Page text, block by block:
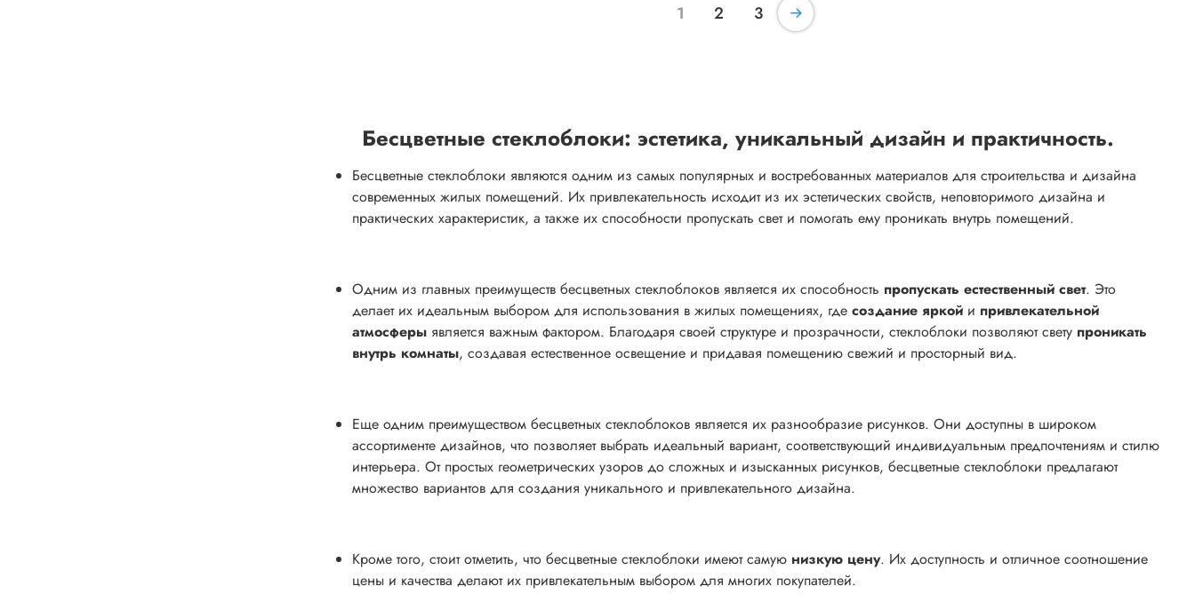
1 2 3
Бесцветные стеклоблоки: эстетика, уникальный дизайн и практичность.
Бесцветные стеклоблоки являются одним из самых популярных и востребованных материалов для строительства и дизайна
современных жилых помещений. Их привлекательность исходит из их эстетических свойств, неповторимого дизайна и
практических характеристик, а также их способности пропускать свет и помогать ему проникать внутрь помещений.
Одним из главных преимуществ бесцветных стеклоблоков является их способность пропускать естественный свет. Это
делает их идеальным выбором для использования в жилых помещениях, где создание яркойи привлекательной
атмосферыявляется важным фактором. Благодаря своей структуре и прозрачности, стеклоблоки позволяют свету проникать
внутрь комнаты, создавая естественное освещение и придавая помещению свежий и просторный вид.
Еще одним преимуществом бесцветных стеклоблоков является их разнообразие рисунков. Они доступны в широком
ассортименте дизайнов, что позволяет выбрать идеальный вариант, соответствующий индивидуальным предпочтениям и стилю
интерьера. От простых геометрических узоров до сложных и изысканных рисунков, бесцветные стеклоблоки предлагают
множество вариантов для создания уникального и привлекательного дизайна.
Кроме того, стоит отметить, что бесцветные стеклоблоки имеют самую низкую цену. Их доступность и отличное соотношение
цены и качества делают их привлекательным выбором для многих покупателей.